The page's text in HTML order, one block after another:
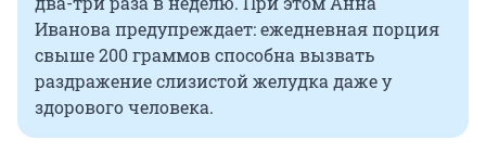
Иванова предупреждает: ежедневная порция
свыше 200 граммов способна вызвать
раздражение слизистой желудка даже у
здорового человека.